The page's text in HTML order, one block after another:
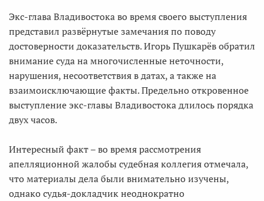
Экс-глава Владивостока во время своего выступления
представил развёрнутые замечания по поводу
достоверности доказательств. Игорь Пушкарёв обратил
внимание суда на многочисленные неточности,
нарушения, несоответствия в датах, а также на
взаимоисключающие факты. Предельно откровенное
выступление экс-главы Владивостока длилось порядка
двух часов.
Интересный факт – во время рассмотрения
апелляционной жалобы судебная коллегия отмечала,
что материалы дела были внимательно изучены,
однако судья-докладчик неоднократно